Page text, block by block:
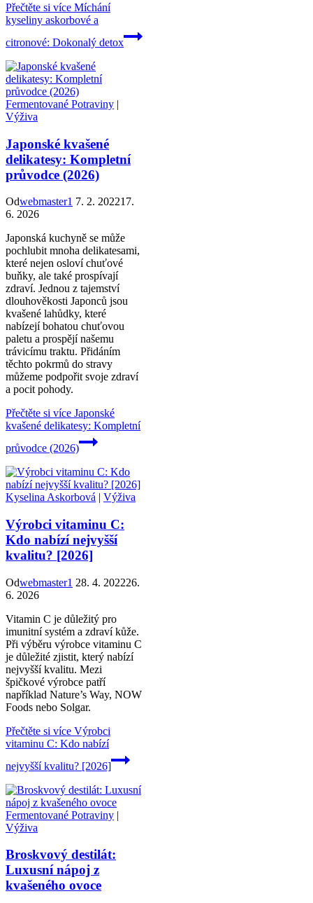
Přečtěte si více Míchání
kyseliny askorbové a
citronové: Dokonalý detox
Fermentované Potraviny |
Výživa
Japonské kvašené
delikatesy: Kompletní
průvodce (2026)
Odwebmaster1 7. 2. 202217.
6. 2026
Japonská kuchyně se může
pochlubit mnoha delikatesami,
které nejen osloví chuťové
buňky, ale také prospívají
zdraví. Jednou z tajemství
dlouhověkosti Japonců jsou
kvašené lahůdky, které
nabízejí bohatou chuťovou
paletu a prospějí našemu
trávicímu traktu. Přidáním
těchto pokrmů do stravy
můžeme podpořit svoje zdraví
a pocit pohody.
Přečtěte si více Japonské
kvašené delikatesy: Kompletní
průvodce (2026)
Kyselina Askorbová | Výživa
Výrobci vitaminu C:
Kdo nabízí nejvyšší
kvalitu? [2026]
Odwebmaster1 28. 4. 202226.
6. 2026
Vitamin C je důležitý pro
imunitní systém a zdraví kůže.
Při výběru výrobce vitaminu C
je důležité zjistit, který nabízí
nejvyšší kvalitu. Mezi
špičkové výrobce patří
například Nature’s Way, NOW
Foods nebo Solgar.
Přečtěte si více Výrobci
vitaminu C: Kdo nabízí
nejvyšší kvalitu? [2026]
Fermentované Potraviny |
Výživa
Broskvový destilát:
Luxusní nápoj z
kvašeného ovoce